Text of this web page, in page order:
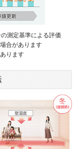
測定基準による評価
合があります
ります